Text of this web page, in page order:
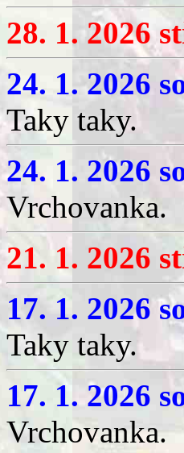
28. 1. 2026
24. 1. 2026
Taky taky.
24. 1. 2026
Vrchovanka.
21. 1. 2026
17. 1. 2026
Taky taky.
17. 1. 2026
Vrchovanka.